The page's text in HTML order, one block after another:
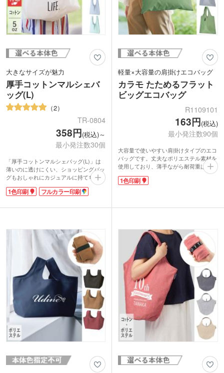
大きなサイズが魅力
厚手コットンマルシェバ
ッグ(L)
2
TR-0804
358円(税込)～
最小発注数30個
「厚手コットンマルシェバッグ(L)」は
薄いのに透けにくい、ショッピングバッ
グもおしゃれにカジュアルに持てちゃう
人気のマルシェバッグ。シーチングより
も生地の目が詰まったしなやかな素材
のでメインバッグと一緒に持ち歩くにも
で、ショップのオリジナルロゴなど印刷
して、ご購入・来店ノベルティのバッグ
におすすめ。サイズが大きいので買い物
にはもちろん、普段から荷物が多い方、
行楽地へお出かけの際などに大活躍で
1色印刷 フルカラー印刷
軽量×大容量の肩掛けエコバッグ
カラモ たためるフラット
ビッグエコバッグ
R1109101
163円(税込)
最小発注数90個
大容量で使いやすい肩掛けタイプのエコ
バッグです。丈夫なポリエステル素材を
使用しており、薄手ながら耐荷重は約
42kgととても頼もしいつくり。マチがな
いので折りたたみもらくらくで、くるっ
ーズです。
エコバッグノベルティを作ることができ
1色印刷